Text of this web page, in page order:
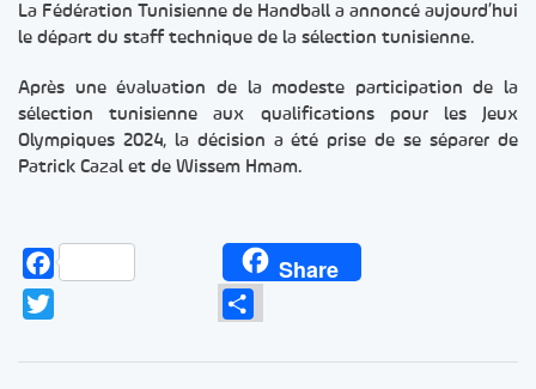
La Fédération Tunisienne de Handball a annoncé aujourd’hui
le départ du staff technique de la sélection tunisienne.
Après une évaluation de la modeste participation de la
sélection tunisienne aux qualifications pour les Jeux
Olympiques 2024, la décision a été prise de se séparer de
Patrick Cazal et de Wissem Hmam.
Facebook Share